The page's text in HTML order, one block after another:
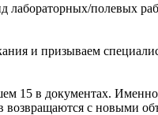
лабораторных/полевых
и призываем
15 в документах.
возвращаются с новыми